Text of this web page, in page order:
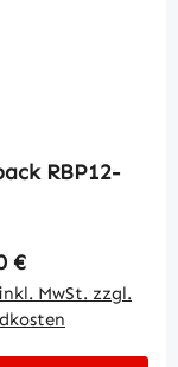
RBP12-
Preis:
€
MwSt. zzgl.